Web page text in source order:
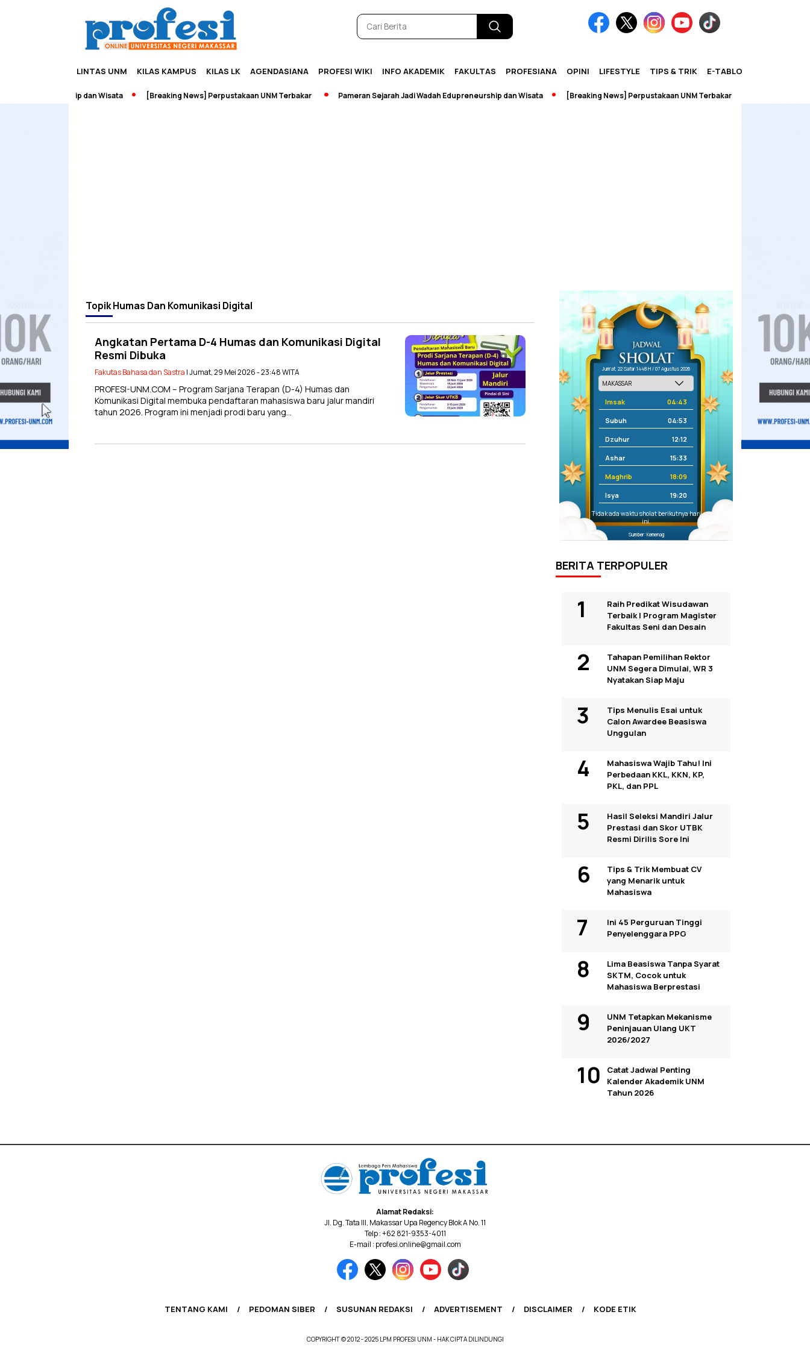
LINTAS UNM KILAS KAMPUS KILAS LK AGENDASIANA PROFESI WIKI INFO AKADEMIK FAKULTAS PROFESIANA OPINI LIFESTYLE TIPS & TRIK E-TABLOID
Edupreneurship dan Wisata [Breaking News] Perpustakaan UNM Terbakar Pameran Sejarah Jadi Wadah Edupreneurship dan Wisata [Breaking News] Perpustakaan UNM Terbakar
TopikHumas Dan Komunikasi Digital
Angkatan Pertama D-4 Humas dan Komunikasi Digital
Resmi Dibuka
Fakutas Bahasa dan Sastra | Jumat, 29 Mei 2026 - 23:48 WITA
PROFESI-UNM.COM – Program Sarjana Terapan (D-4) Humas dan
Komunikasi Digital membuka pendaftaran mahasiswa baru jalur mandiri
tahun 2026. Program ini menjadi prodi baru yang…
Jum'at, 22 Safar 1448 H / 07 Agustus 2026
Imsak 04:43
Subuh 04:53
Dzuhur 12:12
Ashar 15:33
Maghrib 18:09
Isya 19:20
Tidak ada waktu sholat berikutnya hari
ini.
Sumber: Kemenag
BERITA TERPOPULER
Raih Predikat Wisudawan
Terbaik I Program Magister
Fakultas Seni dan Desain
Tahapan Pemilihan Rektor
UNM Segera Dimulai, WR 3
Nyatakan Siap Maju
Tips Menulis Esai untuk
Calon Awardee Beasiswa
Unggulan
Mahasiswa Wajib Tahu! Ini
Perbedaan KKL, KKN, KP,
PKL, dan PPL
Hasil Seleksi Mandiri Jalur
Prestasi dan Skor UTBK
Resmi Dirilis Sore Ini
Tips & Trik Membuat CV
yang Menarik untuk
Mahasiswa
Ini 45 Perguruan Tinggi
Penyelenggara PPG
Lima Beasiswa Tanpa Syarat
SKTM, Cocok untuk
Mahasiswa Berprestasi
UNM Tetapkan Mekanisme
Peninjauan Ulang UKT
2026/2027
Catat Jadwal Penting
Kalender Akademik UNM
Tahun 2026
Alamat Redaksi:
Jl. Dg. Tata III, Makassar Upa Regency Blok A No. 11
Telp : +62 821-9353-4011
E-mail : profesi.online@gmail.com
TENTANG KAMI PEDOMAN SIBER SUSUNAN REDAKSI ADVERTISEMENT DISCLAIMER KODE ETIK
COPYRIGHT © 2012 - 2025 LPM PROFESI UNM - HAK CIPTA DILINDUNGI